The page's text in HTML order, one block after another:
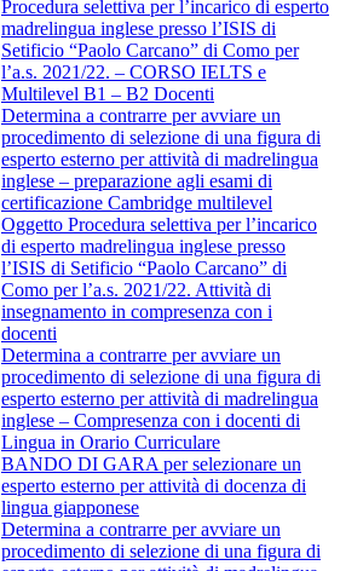
Procedura selettiva per l’incarico di esperto
madrelingua inglese presso l’ISIS di
Setificio “Paolo Carcano” di Como per
l’a.s. 2021/22. – CORSO IELTS e
Multilevel B1 – B2 Docenti
Determina a contrarre per avviare un
procedimento di selezione di una figura di
esperto esterno per attività di madrelingua
inglese – preparazione agli esami di
certificazione Cambridge multilevel
Oggetto Procedura selettiva per l’incarico
di esperto madrelingua inglese presso
l’ISIS di Setificio “Paolo Carcano” di
Como per l’a.s. 2021/22. Attività di
insegnamento in compresenza con i
docenti
Determina a contrarre per avviare un
procedimento di selezione di una figura di
esperto esterno per attività di madrelingua
inglese – Compresenza con i docenti di
Lingua in Orario Curriculare
BANDO DI GARA per selezionare un
esperto esterno per attività di docenza di
lingua giapponese
Determina a contrarre per avviare un
procedimento di selezione di una figura di